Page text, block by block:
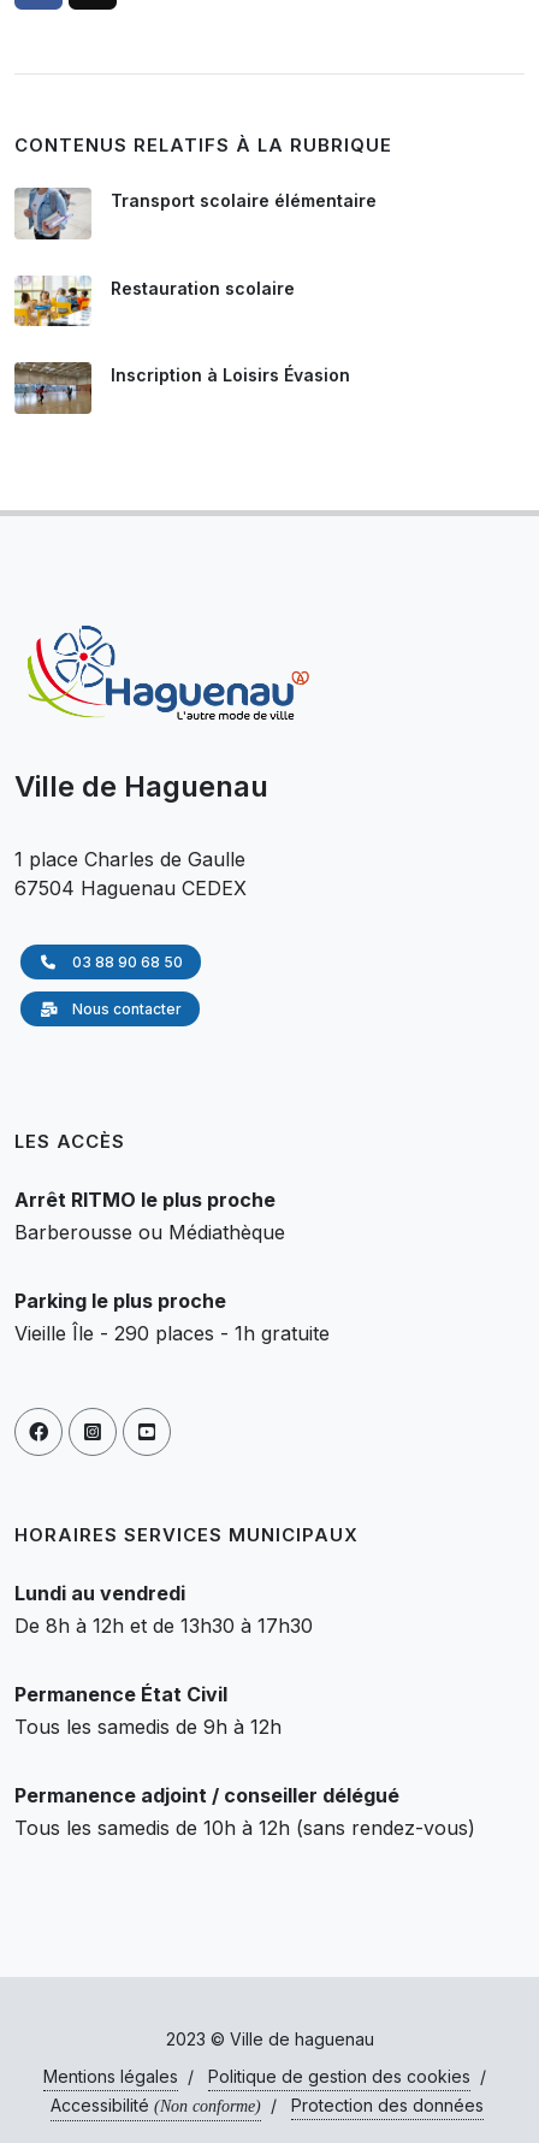
CONTENUS RELATIFS À LA RUBRIQUE
Transport scolaire élémentaire
Restauration scolaire
Inscription à Loisirs Évasion
Ville de Haguenau
1 place Charles de Gaulle
67504 Haguenau CEDEX
03 88 90 68 50
Nous contacter
LES ACCÈS
Arrêt RITMO le plus proche
Barberousse ou Médiathèque
Parking le plus proche
Vieille Île - 290 places - 1h gratuite
HORAIRES SERVICES MUNICIPAUX
Lundi au vendredi
De 8h à 12h et de 13h30 à 17h30
Permanence État Civil
Tous les samedis de 9h à 12h
Permanence adjoint / conseiller délégué
Tous les samedis de 10h à 12h (sans rendez-vous)
2023 © Ville de haguenau
Mentions légales / Politique de gestion des cookies /
Accessibilité (Non conforme) / Protection des données